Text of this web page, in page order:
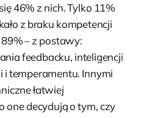
46% z nich. Tylko 11%
z braku kompetencji
– z postawy:
feedbacku, inteligencji
temperamentu. Innymi
łatwiej
decydują o tym, czy